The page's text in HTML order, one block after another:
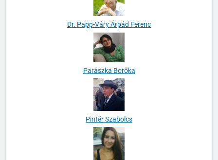
Dr. Papp-Váry Árpád Ferenc
Parászka Boróka
Pintér Szabolcs